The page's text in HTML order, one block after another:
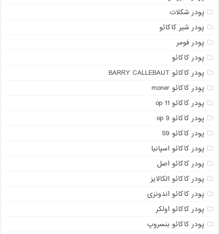
پودر شکلات
پودر شیر کاکائو
پودر فومر
پودر کاکائو
پودر کاکائو BARRY CALLEBAUT
پودر کاکائو moner
پودر کاکائو op 11
پودر کاکائو op 9
پودر کاکائو S9
پودر کاکائو اسپانیا
پودر کاکائو اصل
پودر کاکائو الکالایز
پودر کاکائو اندونزی
پودر کاکائو اولکر
پودر کاکائو بنسروپ